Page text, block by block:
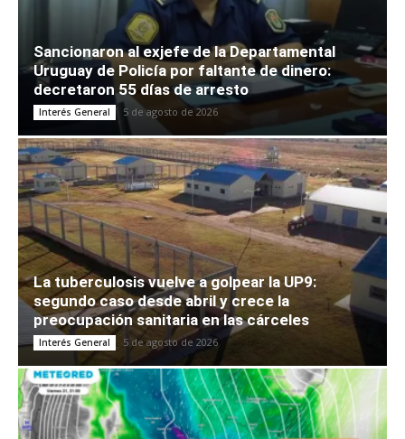
Sancionaron al exjefe de la Departamental
Uruguay de Policía por faltante de dinero:
decretaron 55 días de arresto
Interés General 5 de agosto de 2026
La tuberculosis vuelve a golpear la UP9:
segundo caso desde abril y crece la
preocupación sanitaria en las cárceles
Interés General 5 de agosto de 2026